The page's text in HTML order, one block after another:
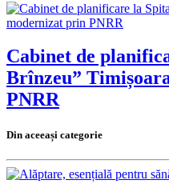
Cabinet de
Brînzeu”
PNRR
Din aceeași categorie